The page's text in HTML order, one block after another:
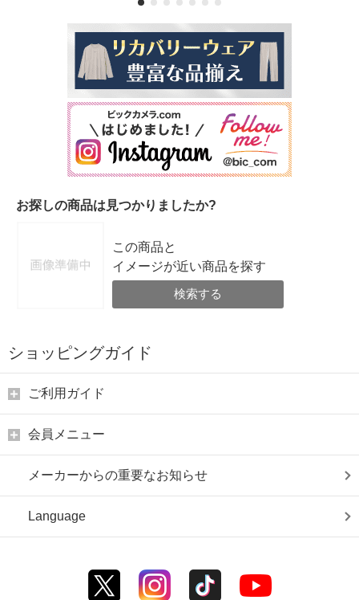
お探しの商品は見つかりましたか?
この商品と
イメージが近い商品を探す
検索する
ショッピングガイド
ご利用ガイド
会員メニュー
メーカーからの重要なお知らせ
Language